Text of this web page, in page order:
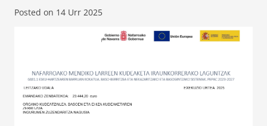
Posted on 14 Urr 2025